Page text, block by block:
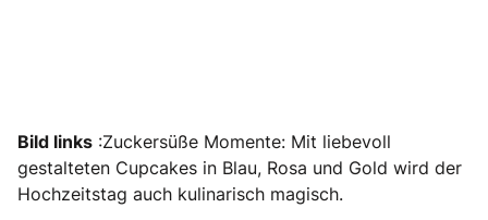
Bild links :Zuckersüße Momente: Mit liebevoll
gestalteten Cupcakes in Blau, Rosa und Gold wird der
Hochzeitstag auch kulinarisch magisch.